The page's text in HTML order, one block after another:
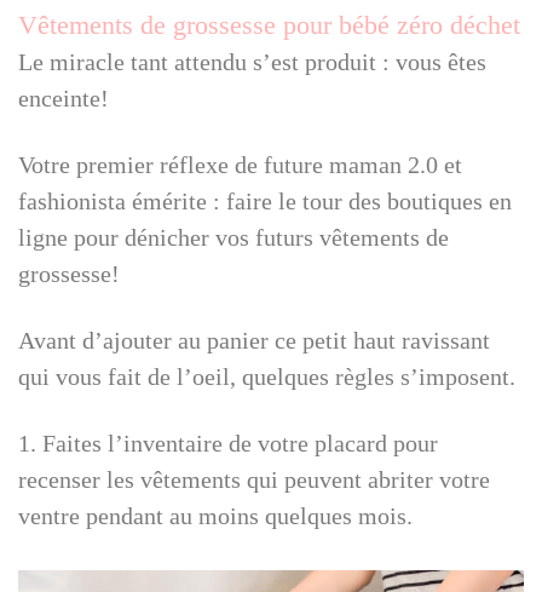
Vêtements de grossesse pour bébé zéro déchet
Le miracle tant attendu s’est produit : vous êtes
enceinte!
Votre premier réflexe de future maman 2.0 et
fashionista émérite : faire le tour des boutiques en
ligne pour dénicher vos futurs vêtements de
grossesse!
Avant d’ajouter au panier ce petit haut ravissant
qui vous fait de l’oeil, quelques règles s’imposent.
1. Faites l’inventaire de votre placard pour
recenser les vêtements qui peuvent abriter votre
ventre pendant au moins quelques mois.